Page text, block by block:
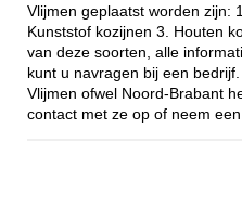
Vlijmen geplaatst worden zijn:
Kunststof kozijnen 3. Houten
van deze soorten, alle
kunt u navragen bij een
Vlijmen ofwel Noord-Brabant
contact met ze op of neem